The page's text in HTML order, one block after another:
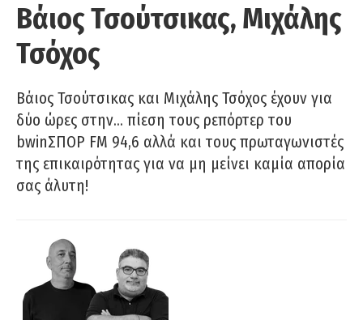
Βάιος Τσούτσικας, Μιχάλης
Τσόχος
Βάιος Τσούτσικας και Μιχάλης Τσόχος έχουν για
δύο ώρες στην… πίεση τους ρεπόρτερ του
bwinΣΠΟΡ FM 94,6 αλλά και τους πρωταγωνιστές
της επικαιρότητας για να μη μείνει καμία απορία
σας άλυτη!